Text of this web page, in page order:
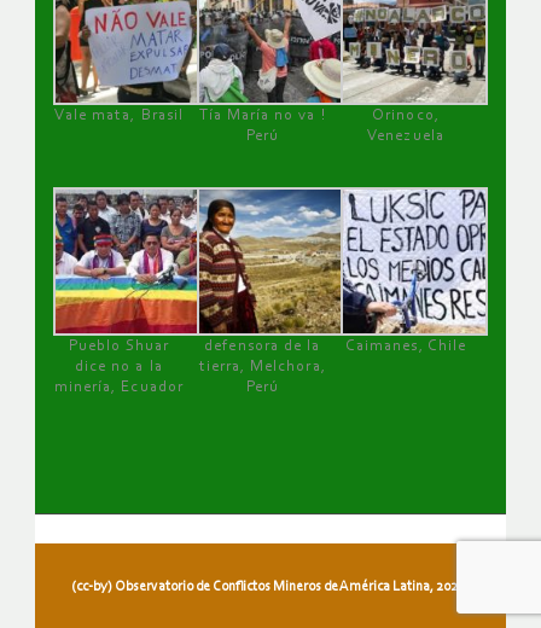
Vale mata, Brasil
Tía María no va !
Perú
Orinoco,
Venezuela
Pueblo Shuar
dice no a la
minería, Ecuador
defensora de la
tierra, Melchora,
Perú
Caimanes, Chile
(cc-by) Observatorio de Conflictos Mineros de América Latina, 2026